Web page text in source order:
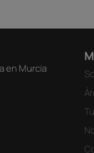
en Murcia